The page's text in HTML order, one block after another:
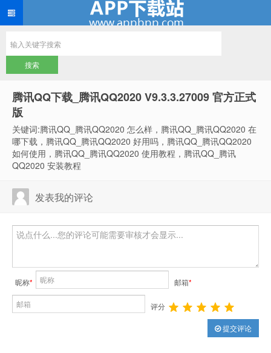
腾讯QQ下载_腾讯QQ2020 V9.3.3.27009 官方正式
版
关键词:腾讯QQ_腾讯QQ2020 怎么样，腾讯QQ_腾讯QQ2020 在
哪下载，腾讯QQ_腾讯QQ2020 好用吗，腾讯QQ_腾讯QQ2020
如何使用，腾讯QQ_腾讯QQ2020 使用教程，腾讯QQ_腾讯
QQ2020 安装教程
发表我的评论
昵称* 邮箱*
评分
提交评论